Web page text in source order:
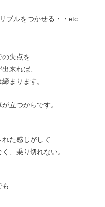
ブルをつかせる・・etc
の失点を
来れば、
まります。
立つからです。
れた感じがして
、乗り切れない。
も